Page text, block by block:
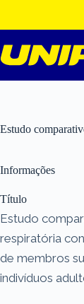
o
conteúdo
Estudo
Informações
Título
Estudo
respiratória
de membros
indivíduos